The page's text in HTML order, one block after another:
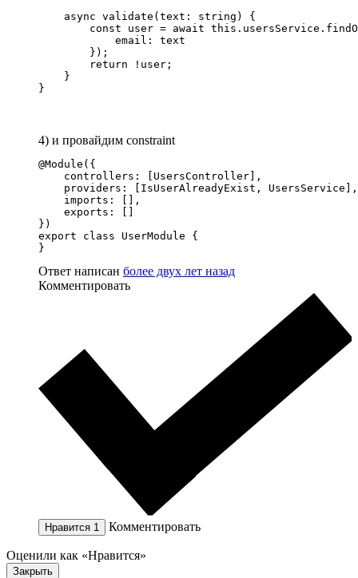
    async validate(text: string) {
const user = await
            email: text
        });
        return !user;
    }
}
4) и провайдим constraint
@Module({
    controllers: [UsersController],
    providers: [IsUserAlreadyExist, UsersService],
    imports: [],
    exports: []
})
export class UserModule {
}
Ответ написан более двух лет назад
Комментировать
Нравится 1 Комментировать
Оценили как «Нравится»
Закрыть